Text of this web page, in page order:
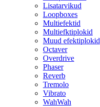
Lisatarvikud
Loopboxes
Multiefektid
Multiefktiplokid
Muud efektiplokid
Octaver
Overdrive
Phaser
Reverb
Tremolo
Vibrato
WahWah